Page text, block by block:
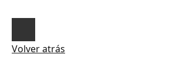
Volver atrás